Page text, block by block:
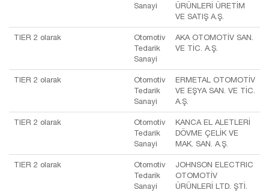
Sanayi
ÜRÜNLERİ ÜRETİM
VE SATIŞ A.Ş.
TIER 2 olarak
Otomotiv
Tedarik
Sanayi
AKA OTOMOTİV SAN.
VE TİC. A.Ş.
TIER 2 olarak
Otomotiv
Tedarik
Sanayi
ERMETAL OTOMOTİV
VE EŞYA SAN. VE TİC.
A.Ş.
TIER 2 olarak
Otomotiv
Tedarik
Sanayi
KANCA EL ALETLERİ
DÖVME ÇELİK VE
MAK. SAN. A.Ş.
TIER 2 olarak
Otomotiv
Tedarik
Sanayi
JOHNSON ELECTRIC
OTOMOTİV
ÜRÜNLERİ LTD. ŞTİ.